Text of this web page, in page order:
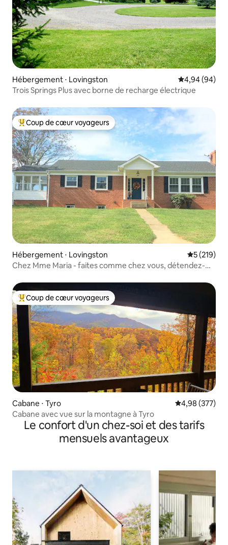
Hébergement ⋅ Lovingston Évaluation
4,94 (94)
Trois Springs Plus avec borne de recharge électrique
Coups de cœur voyageurs les plus appréciés
Coup de cœur voyageurs
Hébergement ⋅ Lovingston Évaluation
5 (219)
Chez Mme Maria - faites comme chez vous, détendez-
Coups de cœur voyageurs les plus appréciés
Coup de cœur voyageurs
Cabane ⋅ Tyro Évaluation
4,98 (377)
Cabane avec vue sur la montagne à Tyro
Le confort d'un chez-soi et des tarifs
mensuels avantageux